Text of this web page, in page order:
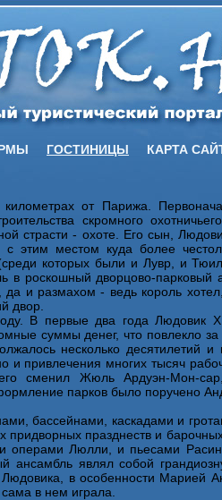
ГОСТИНИЦЫ КАРТА
от Парижа.
скромного
страсти - охоте. Его сын,
этим местом куда более
которых были и Лувр, и
в роскошный дворцово-парковый
и размахом - ведь король
двор.
В первые два года Людовик
суммы денег, что повлекло за
несколько десятилетий и
и привлечения многих тысяч
сменил Жюль Ардуэн-Мон-
парков было поручено
бассейнами, каскадами и
придворных празднеств и
операми Люлли, и пьесами
ансамбль являл собой
в особенности Марией
в нем играла.